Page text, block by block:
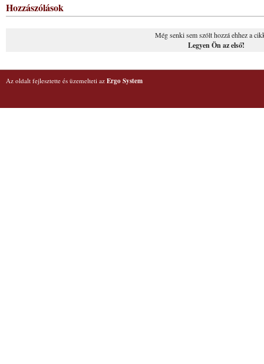
Hozzászólások
Még senki sem szólt hozzá ehhez a
Legyen Ön az első!
Az oldalt fejlesztette és üzemelteti az Ergo System